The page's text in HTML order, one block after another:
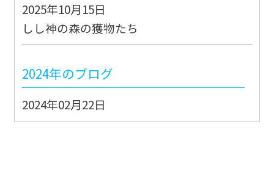
2025年10月15日
しし神の森の獲物たち
2024年のブログ
2024年02月22日
能登地震JMAT派遣出動②